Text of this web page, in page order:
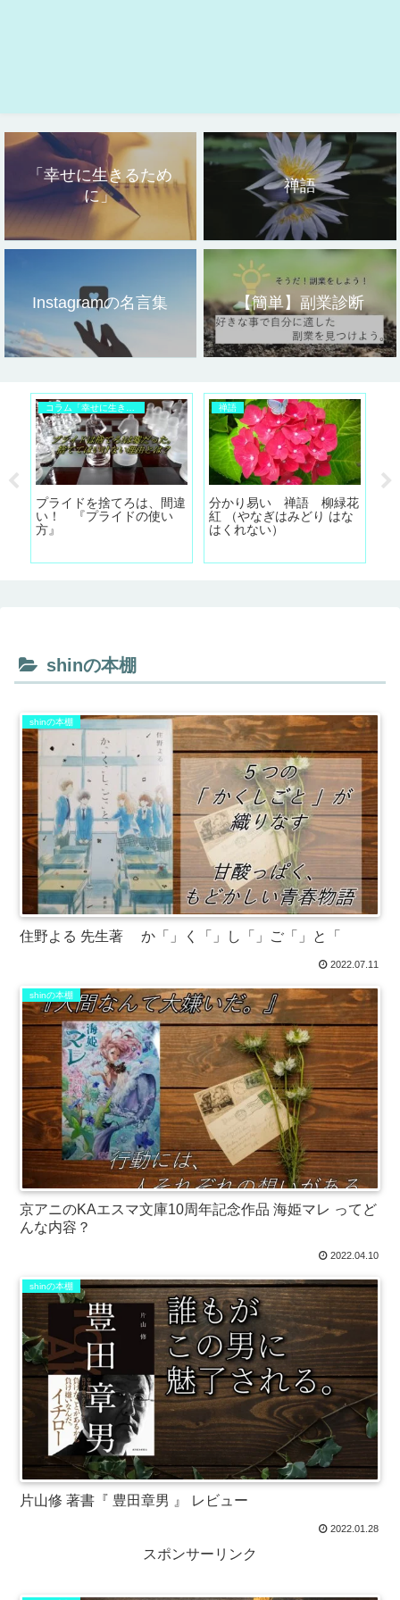
「幸せに生きるため
に」
禅語
Instagramの名言集 【簡単】副業診断
プライドを捨てろは、間違
い！ 『プライドの使い
方』
禅語
分かり易い 禅語 柳緑花
紅 （やなぎはみどり はな
はくれない）
shinの本棚
shinの本棚
住野よる 先生著 か「」く「」し「」ご「」と「
2022.07.11
shinの本棚
京アニのKAエスマ文庫10周年記念作品 海姫マレ ってど
んな内容？
2022.04.10
shinの本棚
片山修 著書『 豊田章男 』 レビュー
2022.01.28
スポンサーリンク